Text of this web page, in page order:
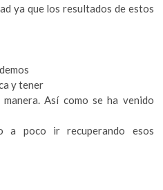
ya que los resultados de estos
y tener
Así como se ha venido
a poco ir recuperando esos